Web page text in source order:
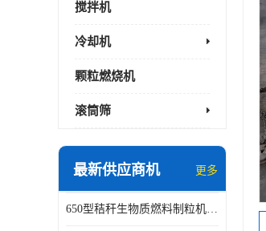
搅拌机
冷却机
颗粒燃烧机
滚筒筛
最新供应商机 更多
650型秸秆生物质燃料制粒机 豆粨麸皮造粒机 平模木屑颗粒机